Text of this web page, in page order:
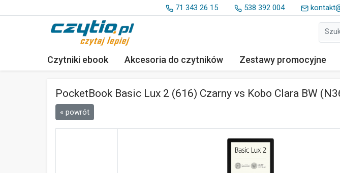
71 343 26 15 538 392 004
Czytniki ebook Akcesoria do czytników Zestawy promocyjne
PocketBook Basic Lux 2 (616) Czarny vs Kobo Clara BW
« powrót